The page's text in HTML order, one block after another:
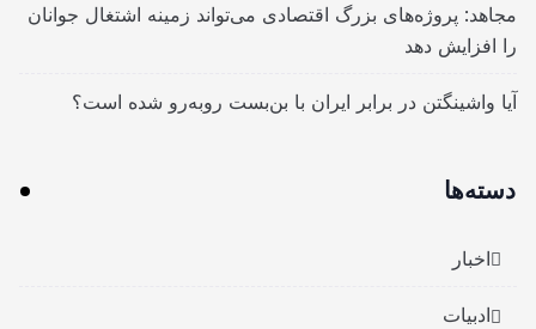
مجاهد: پروژه‌های بزرگ اقتصادی می‌تواند زمینه اشتغال جوانان
را افزایش دهد
آیا واشینگتن در برابر ایران با بن‌بست روبه‌رو شده است؟
دسته‌ها
اخبار
ادبیات